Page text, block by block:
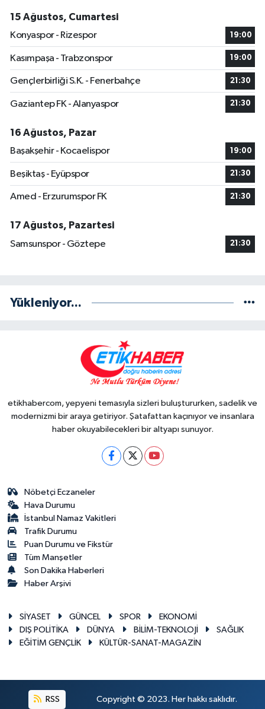
15 Ağustos, Cumartesi
Konyaspor - Rizespor
19:00
Kasımpaşa - Trabzonspor 19:00
Gençlerbirliği S.K. - Fenerbahçe 21:30
Gaziantep FK - Alanyaspor 21:30
16 Ağustos, Pazar
Başakşehir - Kocaelispor
19:00
Beşiktaş - Eyüpspor 21:30
Amed - Erzurumspor FK 21:30
17 Ağustos, Pazartesi
Samsunspor - Göztepe
21:30
Yükleniyor...
etikhabercom, yepyeni temasıyla sizleri buluştururken, sadelik ve
modernizmi bir araya getiriyor. Şatafattan kaçınıyor ve insanlara
haber okuyabilecekleri bir altyapı sunuyor.
Nöbetçi Eczaneler
Hava Durumu
İstanbul Namaz Vakitleri
Trafik Durumu
Puan Durumu ve Fikstür
Tüm Manşetler
Son Dakika Haberleri
Haber Arşivi
SİYASET GÜNCEL SPOR
EKONOMİ
DIŞ POLİTİKA
DÜNYA BİLİM-TEKNOLOJİ
SAĞLIK
EĞİTİM GENÇLİK
KÜLTÜR-SANAT-MAGAZİN
RSS Copyright © 2023. Her hakkı saklıdır.